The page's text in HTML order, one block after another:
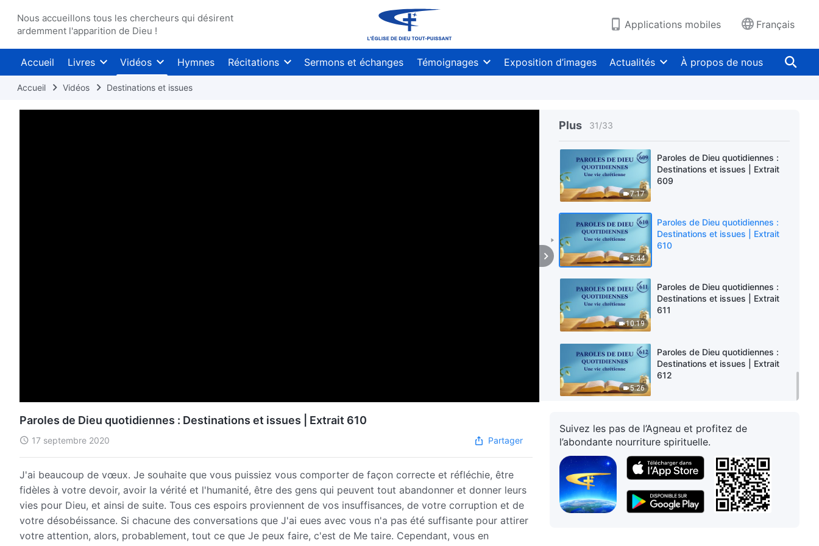
Nous accueillons tous les chercheurs qui désirent
ardemment l'apparition de Dieu !
Applications mobiles Français
Accueil Livres Vidéos Hymnes Récitations Sermons et échanges Témoignages Exposition d’images Actualités À propos de nous
Accueil Vidéos Destinations et issues
Plus 31/33
20:38
Paroles de Dieu quotidiennes :
607
7:17
Paroles de Dieu quotidiennes :
Destinations et issues | Extrait
609
5:44
Paroles de Dieu quotidiennes :
Destinations et issues | Extrait
610
10:19
Paroles de Dieu quotidiennes :
Destinations et issues | Extrait
611
5:26
Paroles de Dieu quotidiennes :
Destinations et issues | Extrait
612
Paroles de Dieu quotidiennes : Destinations et issues | Extrait 610
17 septembre 2020 Partager
J'ai beaucoup de vœux. Je souhaite que vous puissiez vous comporter de façon correcte et réfléchie, être
fidèles à votre devoir, avoir la vérité et l'humanité, être des gens qui peuvent tout abandonner et donner leurs
vies pour Dieu, et ainsi de suite. Tous ces espoirs proviennent de vos insuffisances, de votre corruption et de
votre désobéissance. Si chacune des conversations que J'ai eues avec vous n'a pas été suffisante pour attirer
votre attention, alors, probablement, tout ce que Je peux faire, c'est de Me taire. Cependant, vous en
Suivez les pas de l’Agneau et profitez de
l’abondante nourriture spirituelle.